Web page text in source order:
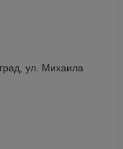
ул. Михаила